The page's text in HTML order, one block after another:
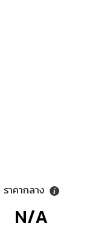
ราคากลาง
N/A